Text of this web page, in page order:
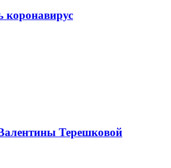
коронавирус
Терешковой